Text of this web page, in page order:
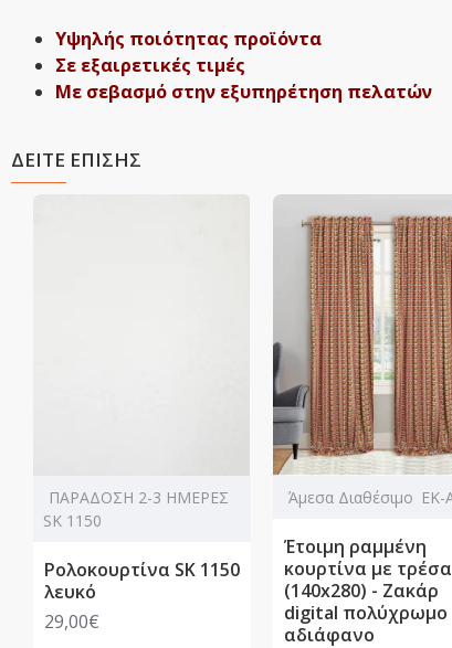
Υψηλής ποιότητας προϊόντα
Σε εξαιρετικές τιμές
Με σεβασμό στην εξυπηρέτηση πελατών
ΔΕΙΤΕ ΕΠΙΣΗΣ
ΠΑΡΑΔΟΣΗ 2-3 ΗΜΕΡΕΣ
SK 1150
Ρολοκουρτίνα SK 1150
λευκό
29,00€
Άμεσα Διαθέσιμο ΕΚ-
Έτοιμη ραμμένη
κουρτίνα με τρέσα
(140x280) - Ζακάρ
digital πολύχρωμο
αδιάφανο